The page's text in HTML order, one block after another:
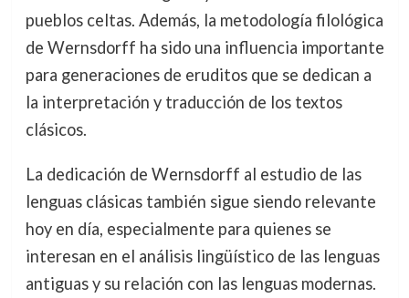
pueblos celtas. Además, la metodología filológica
de Wernsdorff ha sido una influencia importante
para generaciones de eruditos que se dedican a
la interpretación y traducción de los textos
clásicos.
La dedicación de Wernsdorff al estudio de las
lenguas clásicas también sigue siendo relevante
hoy en día, especialmente para quienes se
interesan en el análisis lingüístico de las lenguas
antiguas y su relación con las lenguas modernas.